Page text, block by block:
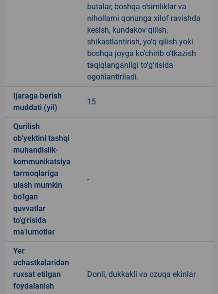
butalar, boshqa o‘simliklar va
nihollarni qonunga xilof ravishda
kesish, kundakov qilish,
shikastlantirish, yo‘q qilish yoki
boshqa joyga ko‘chirib o‘tkazish
taqiqlanganligi to‘g‘risida
ogohlantiriladi.
Ijaraga berish
muddati (yil)
15
Qurilish
ob'yektini tashqi
muhandislik-
kommunikatsiya
tarmoqlariga
ulash mumkin
bo'lgan
quvvatlar
to'g'risida
ma'lumotlar
-
Yer
uchastkalaridan
ruxsat etilgan
foydalanish
Donli, dukkakli va ozuqa ekinlar